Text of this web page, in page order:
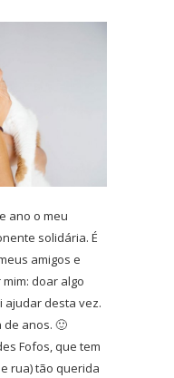
ano o meu
solidária. É
amigos e
doar algo
ajudar desta vez.
de anos. 🙂
Fofos, que tem
rua) tão querida